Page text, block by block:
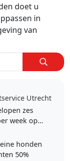
doet u
in
van
Utrecht
zes
week op
naar
honden
50%